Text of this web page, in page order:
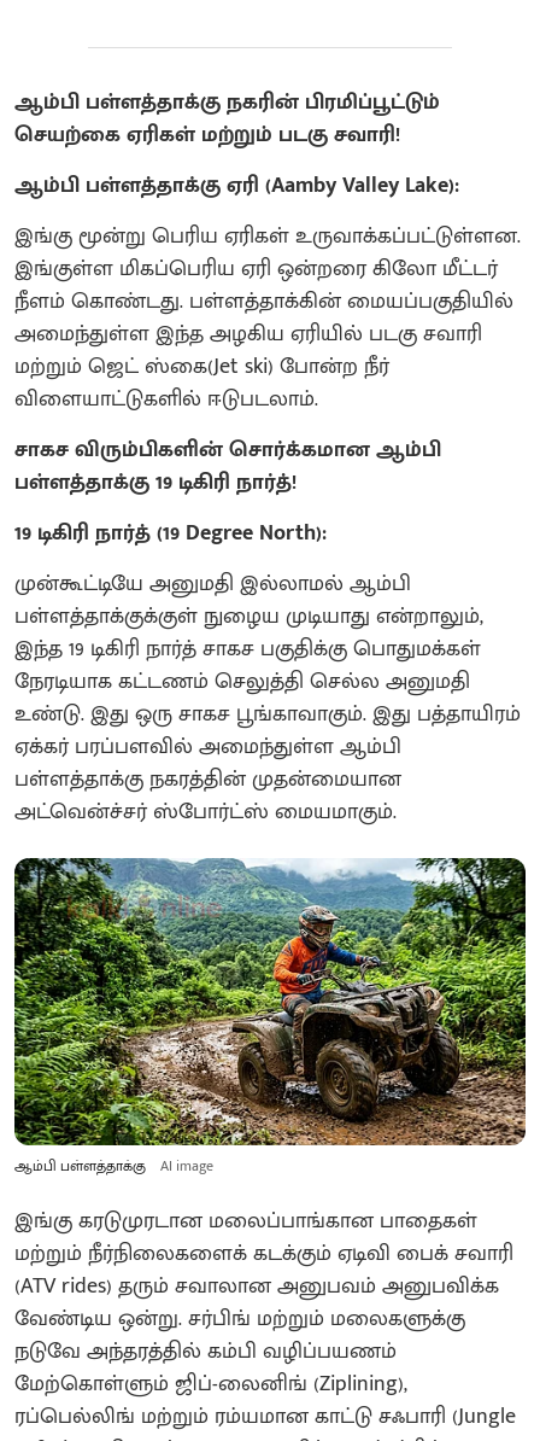
ஆம்பி பள்ளத்தாக்கு நகரின் பிரமிப்பூட்டும்
செயற்கை ஏரிகள் மற்றும் படகு சவாரி!
ஆம்பி பள்ளத்தாக்கு ஏரி (Aamby Valley Lake):
இங்கு மூன்று பெரிய ஏரிகள் உருவாக்கப்பட்டுள்ளன.
இங்குள்ள மிகப்பெரிய ஏரி ஒன்றரை கிலோ மீட்டர்
நீளம் கொண்டது. பள்ளத்தாக்கின் மையப்பகுதியில்
அமைந்துள்ள இந்த அழகிய ஏரியில் படகு சவாரி
மற்றும் ஜெட் ஸ்கை(Jet ski) போன்ற நீர்
விளையாட்டுகளில் ஈடுபடலாம்.
சாகச விரும்பிகளின் சொர்க்கமான ஆம்பி
பள்ளத்தாக்கு 19 டிகிரி நார்த்!
19 டிகிரி நார்த் (19 Degree North):
முன்கூட்டியே அனுமதி இல்லாமல் ஆம்பி
பள்ளத்தாக்குக்குள் நுழைய முடியாது என்றாலும்,
இந்த 19 டிகிரி நார்த் சாகச பகுதிக்கு பொதுமக்கள்
நேரடியாக கட்டணம் செலுத்தி செல்ல அனுமதி
உண்டு. இது ஒரு சாகச பூங்காவாகும். இது பத்தாயிரம்
ஏக்கர் பரப்பளவில் அமைந்துள்ள ஆம்பி
பள்ளத்தாக்கு நகரத்தின் முதன்மையான
அட்வென்ச்சர் ஸ்போர்ட்ஸ் மையமாகும்.
ஆம்பி பள்ளத்தாக்கு AI image
இங்கு கரடுமுரடான மலைப்பாங்கான பாதைகள்
மற்றும் நீர்நிலைகளைக் கடக்கும் ஏடிவி பைக் சவாரி
(ATV rides) தரும் சவாலான அனுபவம் அனுபவிக்க
வேண்டிய ஒன்று. சர்பிங் மற்றும் மலைகளுக்கு
நடுவே அந்தரத்தில் கம்பி வழிப்பயணம்
மேற்கொள்ளும் ஜிப்-லைனிங் (Ziplining),
ரப்பெல்லிங் மற்றும் ரம்யமான காட்டு சஃபாரி (Jungle